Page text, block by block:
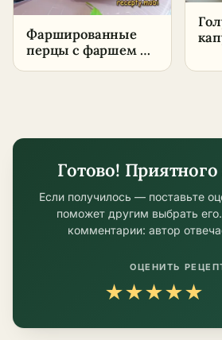
Фаршированные
перцы с фаршем и
Готово! Приятного
Если получилось — поставьте
поможет другим выбрать
комментарии: автор
ОЦЕНИТЬ
★★★★★